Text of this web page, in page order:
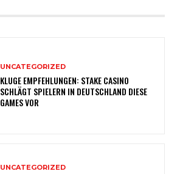
UNCATEGORIZED
KLUGE EMPFEHLUNGEN: STAKE CASINO
SCHLÄGT SPIELERN IN DEUTSCHLAND DIESE
GAMES VOR
UNCATEGORIZED